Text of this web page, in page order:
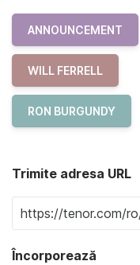
ANNOUNCEMENT
WILL FERRELL
RON BURGUNDY
Trimite adresa URL
Încorporează